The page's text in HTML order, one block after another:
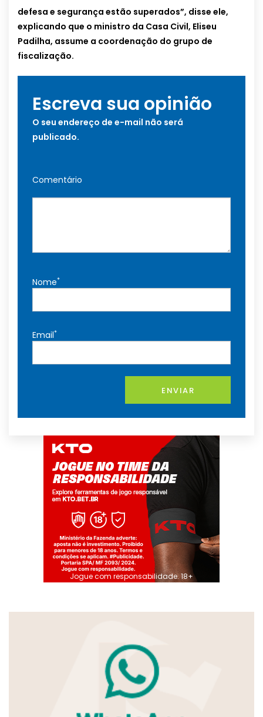
defesa e segurança estão superados”, disse ele,
explicando que o ministro da Casa Civil, Eliseu
Padilha, assume a coordenação do grupo de
fiscalização.
Escreva sua opinião
O seu endereço de e-mail não será
publicado.
Comentário
Nome*
Email*
ENVIAR
Jogue com responsabilidade. 18+